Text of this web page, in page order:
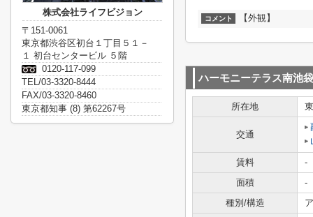
コメント 【外観】
ハーモニーテラス南池袋
所在地
交通
賃料
-
面積
-
種別/構造
株式会社ライフビジョン
〒151-0061
東京都渋谷区初台１丁目５１－
１ 初台センタービル ５階
0120-117-099
TEL/03-3320-8444
FAX/03-3320-8460
東京都知事 (8) 第62267号